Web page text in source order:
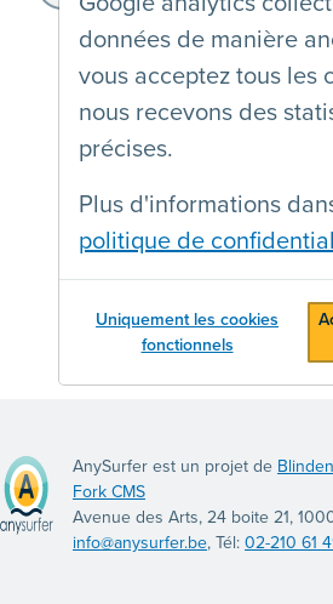
données de manière
vous acceptez tous les
nous recevons des
précises.
Plus d'informations
politique de
Uniquement les cookies
fonctionnels
AnySurfer est un projet de
Fork CMS
Avenue des Arts, 24 boite 21,
info@anysurfer.be, Tél:02-210 61